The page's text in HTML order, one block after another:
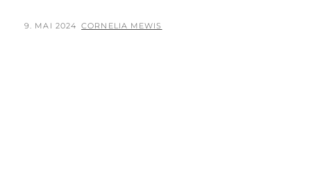
POSTED
9. MAI 2024 BY
CORNELIA MEWIS